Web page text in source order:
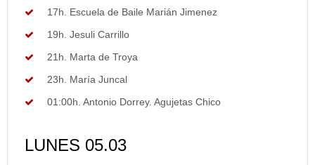
17h. Escuela de Baile Marián Jimenez
19h. Jesuli Carrillo
21h. Marta de Troya
23h. María Juncal
01:00h. Antonio Dorrey. Agujetas Chico
LUNES 05.03